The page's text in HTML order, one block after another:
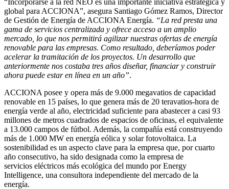
“Incorporarse a la red NEO es una importante iniciativa estratégica y
global para ACCIONA”, asegura Santiago Gómez Ramos, Director
de Gestión de Energía de ACCIONA Energía. “La red presta una
gama de servicios centralizada y ofrece acceso a un amplio
mercado, lo que nos permitirá agilizar nuestras ofertas de energía
renovable para las empresas. Como resultado, deberíamos poder
acelerar la tramitación de los proyectos. Un desarrollo que
anteriormente nos costaba tres años diseñar, financiar y construir
ahora puede estar en línea en un año”.
ACCIONA posee y opera más de 9.000 megavatios de capacidad
renovable en 15 países, lo que genera más de 20 teravatios-hora de
energía verde al año, electricidad suficiente para abastecer a casi 93
millones de metros cuadrados de espacios de oficinas, el equivalente
a 13.000 campos de fútbol. Además, la compañía está construyendo
más de 1.000 MW en energía eólica y solar fotovoltaica. La
sostenibilidad es un aspecto clave para la empresa que, por cuarto
año consecutivo, ha sido designada como la empresa de
servicios eléctricos más ecológica del mundo por Energy
Intelligence, una consultora independiente del mercado de la
energía.